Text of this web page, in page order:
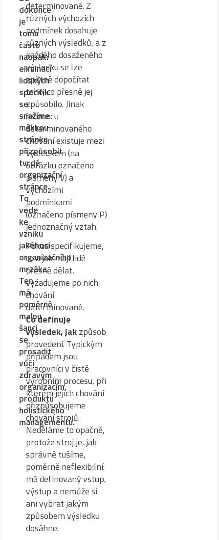
dokonce
je
tomu
často
naopak:
eliminací
lidských
specifik
se
snažíme
měkkou
stránku
přizpůsobit
tvrdé
organizační
stránce.
To
vede
ke
vzniku
jakéhosi
organizačního
mrzáka.
Ten
má
poměrně
malou
šanci
se
prosadit
vůči
zdravým
organizacím,
produktu
holistického
managementu.
determinované. Z
různých výchozích
podmínek dosahuje
různých výsledků, a z
každého dosaženého
výsledku se lze
zpětně dopočítat
toho, co přesně jej
způsobilo. Jinak
řečeno: u
determinovaného
chování existuje mezi
výsledkem (na
obrázku označeno
písmeny V) a
výchozími
podmínkami
(označeno písmeny P)
jednoznačný vztah.
Pokud specifikujeme,
co a jak mají lidé
přesně dělat,
vyžadujeme po nich
chování
determinované.
Codefinuje
výsledek,jakzpůsob
provedení. Typickým
případem jsou
pracovníci v čistě
výrobním procesu, při
kterém jejich chování
přizpůsobujeme
chování strojů.
Neděláme to opačně,
protože stroj je, jak
správně tušíme,
poměrně neflexibilní:
má definovaný vstup,
výstup a nemůže si
ani vybrat jakým
způsobem výsledku
dosáhne.